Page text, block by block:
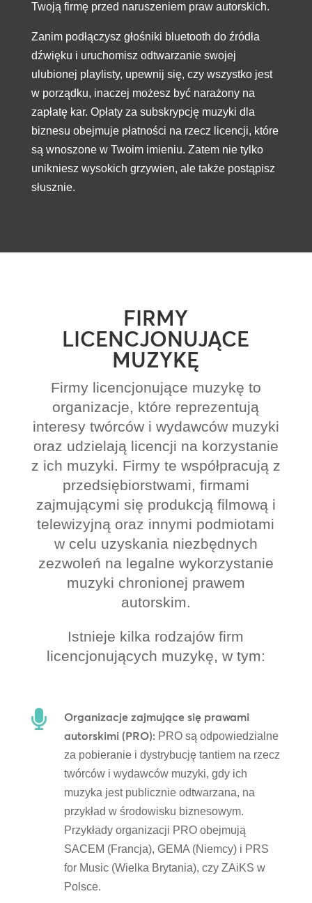
Twoją firmę przed naruszeniem praw autorskich.
Zanim podłączysz głośniki bluetooth do źródła
dźwięku i uruchomisz odtwarzanie swojej
ulubionej playlisty, upewnij się, czy wszystko jest
w porządku, inaczej możesz być narażony na
zapłatę kar. Opłaty za subskrypcję muzyki dla
biznesu obejmuje płatności na rzecz licencji, które
są wnoszone w Twoim imieniu. Zatem nie tylko
unikniesz wysokich grzywien, ale także postąpisz
słusznie.
FIRMY
LICENCJONUJĄCE
MUZYKĘ
Firmy licencjonujące muzykę to
organizacje, które reprezentują
interesy twórców i wydawców muzyki
oraz udzielają licencji na korzystanie
z ich muzyki. Firmy te współpracują z
przedsiębiorstwami, firmami
zajmującymi się produkcją filmową i
telewizyjną oraz innymi podmiotami
w celu uzyskania niezbędnych
zezwoleń na legalne wykorzystanie
muzyki chronionej prawem
autorskim.
Istnieje kilka rodzajów firm
licencjonujących muzykę, w tym:

Organizacje zajmujące się prawami
autorskimi (PRO):PRO są odpowiedzialne
za pobieranie i dystrybucję tantiem na rzecz
twórców i wydawców muzyki, gdy ich
muzyka jest publicznie odtwarzana, na
przykład w środowisku biznesowym.
Przykłady organizacji PRO obejmują
SACEM (Francja), GEMA (Niemcy) i PRS
for Music (Wielka Brytania), czy ZAiKS w
Polsce.